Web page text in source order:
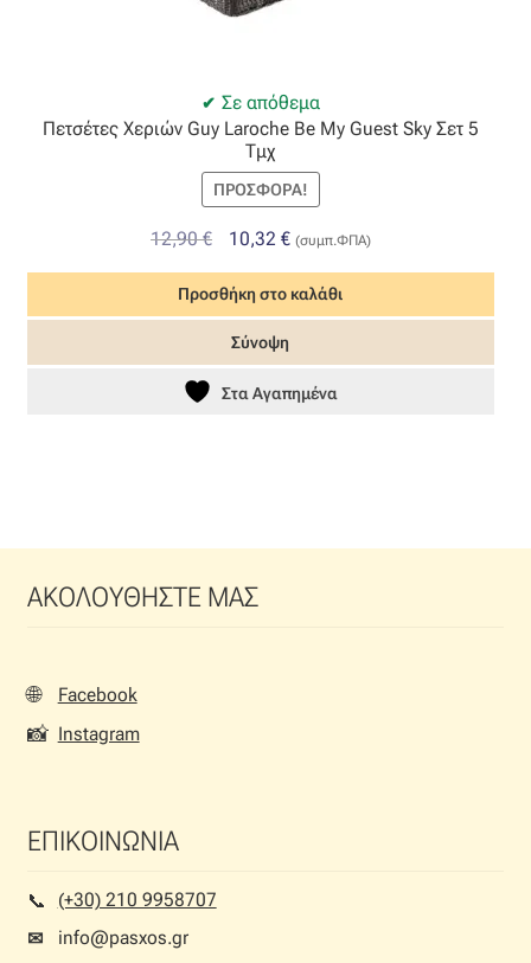
Σε απόθεμα
Πετσέτες Χεριών Guy Laroche Be My Guest Sky Σετ 5
Τμχ
ΠΡΟΣΦΟΡΆ!
12,90€
Original
price
was:
12,90 €.
10,32 €Η
τρέχουσα
τιμή
είναι:
(συμπ.ΦΠΑ)
Προσθήκη στο καλάθι
Σύνοψη
Στα Αγαπημένα
ΑΚΟΛΟΥΘΗΣΤΕ ΜΑΣ
🌐 Facebook
📸 Instagram
ΕΠΙΚΟΙΝΩΝΙΑ
📞︎
(+30) 210 9958707
✉
info@pasxos.gr